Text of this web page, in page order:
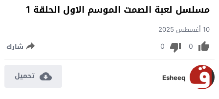
مسلسل لعبة الصمت الموسم الاول الحلقة 1
10 أغسطس 2025
0
0 شارك
Esheeq تحميل